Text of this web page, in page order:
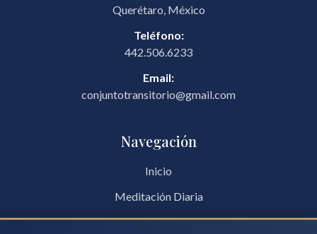
Querétaro, México
Teléfono:
442.506.6233
Email:
conjuntotransitorio@gmail.com
Navegación
Inicio
Meditación Diaria
Blog